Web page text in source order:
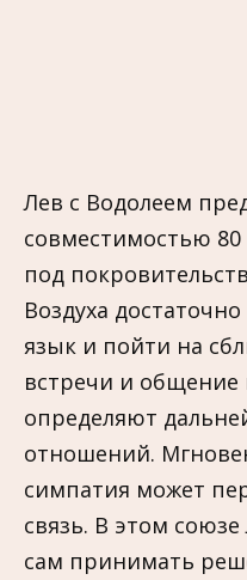
Лев с Водолеем
совместимостью
под
Воздуха
язык и пойти на
встречи и
определяют
отношений.
симпатия может
связь. В этом союзе
сам принимать